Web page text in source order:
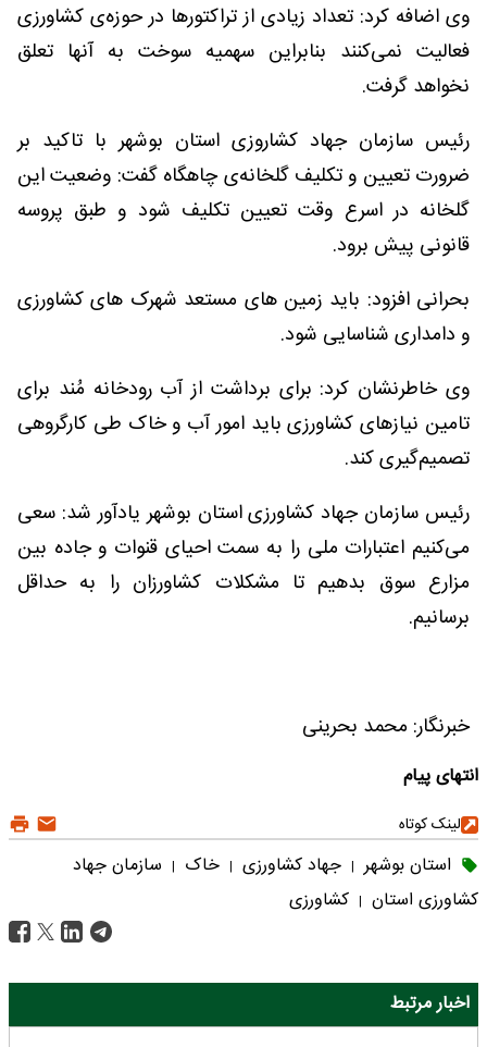
وی اضافه کرد: تعداد زیادی از تراکتورها در حوزه‌ی کشاورزی
فعالیت نمی‌کنند بنابراین سهمیه سوخت به آنها تعلق
نخواهد گرفت.
رئیس سازمان جهاد کشاروزی استان بوشهر با تاکید بر
ضرورت تعیین و تکلیف گلخانه‌ی چاهگاه گفت: وضعیت این
گلخانه در اسرع وقت تعیین تکلیف شود و طبق پروسه
قانونی پیش برود.
بحرانی افزود: باید زمین های مستعد شهرک های کشاورزی
و دامداری شناسایی شود.
وی خاطرنشان کرد: برای برداشت از آب رودخانه مُند برای
تامین نیازهای کشاورزی باید امور آب و خاک طی کارگروهی
تصمیم‌گیری کند.
رئیس سازمان جهاد کشاورزی استان بوشهر یادآور شد: سعی
می‌کنیم اعتبارات ملی را به سمت احیای قنوات و جاده بین
مزارع سوق بدهیم تا مشکلات کشاورزان را به حداقل
برسانیم.
خبرنگار: محمد بحرینی
انتهای پیام
لینک کوتاه
استان بوشهر | جهاد کشاورزی | خاک | سازمان جهاد
کشاورزی استان | کشاورزی
اخبار مرتبط